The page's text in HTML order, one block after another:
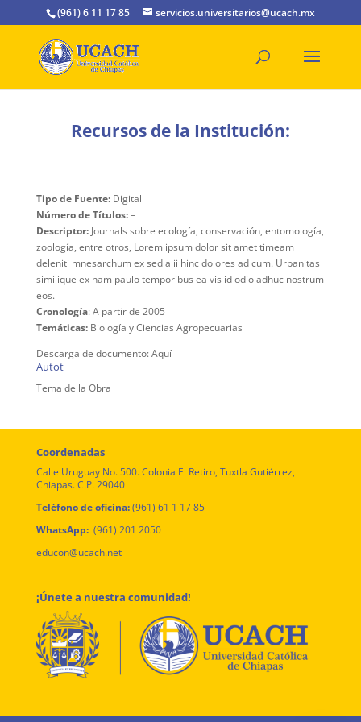
(961) 6 11 17 85 servicios.universitarios@ucach.mx
Recursos de la Institución:
Tipo de Fuente: Digital
Número de Títulos:–
Descriptor: Journals sobre ecología, conservación, entomología,
zoología, entre otros, Lorem ipsum dolor sit amet timeam
deleniti mnesarchum ex sed alii hinc dolores ad cum. Urbanitas
similique ex nam paulo temporibus ea vis id odio adhuc nostrum
eos.
Cronología: A partir de 2005
Temáticas: Biología y Ciencias Agropecuarias
Descarga de documento: Aquí
Autot
Tema de la Obra
Coordenadas
Calle Uruguay No. 500. Colonia El Retiro, Tuxtla Gutiérrez,
Chiapas. C.P. 29040
Teléfono de oficina:(961) 61 1 17 85
WhatsApp:(961) 201 2050
educon@ucach.net
¡Únete a nuestra comunidad!